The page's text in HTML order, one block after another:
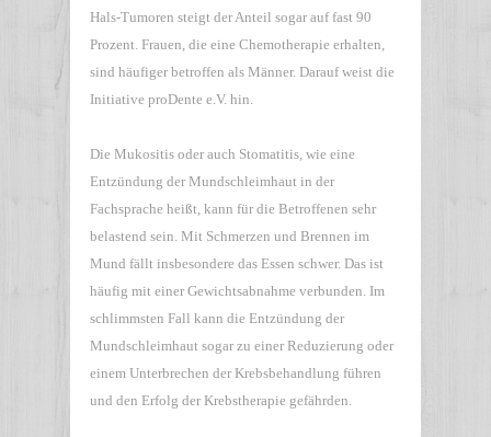
Hals-Tumoren steigt der Anteil sogar auf fast 90
Prozent. Frauen, die eine Chemotherapie erhalten,
sind häufiger betroffen als Männer. Darauf weist die
Initiative proDente e.V. hin.
Die Mukositis oder auch Stomatitis, wie eine
Entzündung der Mundschleimhaut in der
Fachsprache heißt, kann für die Betroffenen sehr
belastend sein. Mit Schmerzen und Brennen im
Mund fällt insbesondere das Essen schwer. Das ist
häufig mit einer Gewichtsabnahme verbunden. Im
schlimmsten Fall kann die Entzündung der
Mundschleimhaut sogar zu einer Reduzierung oder
einem Unterbrechen der Krebsbehandlung führen
und den Erfolg der Krebstherapie gefährden.